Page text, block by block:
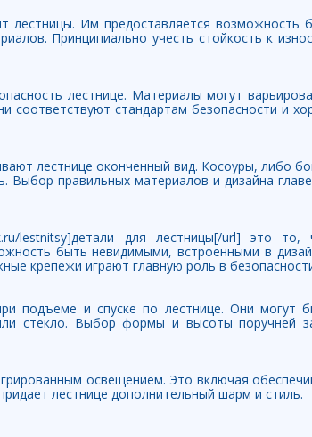
лестницы. Им предоставляется возможность
Принципиально учесть стойкость к
лестнице. Материалы могут
соответствуют стандартам безопасности и
лестнице оконченный вид. Косоуры, либо
Выбор правильных материалов и дизайна
lestnitsy]детали для лестницы[/url] это то,
быть невидимыми, встроенными в
крепежи играют главную роль в
подъеме и спуске по лестнице. Они могут
стекло. Выбор формы и высоты поручней
освещением. Это включая
лестнице дополнительный шарм и стиль.